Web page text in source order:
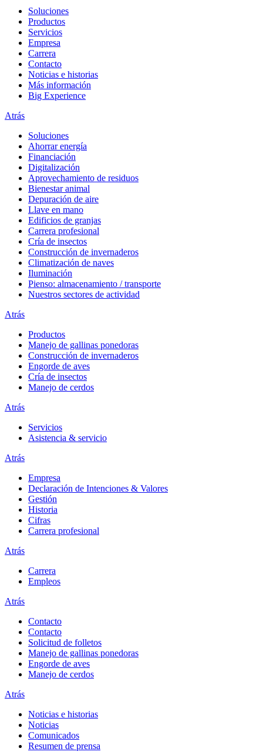
Soluciones
Productos
Servicios
Empresa
Carrera
Contacto
Noticias e historias
Más información
Big Experience
Atrás
Soluciones
Ahorrar energía
Financiación
Digitalización
Aprovechamiento de residuos
Bienestar animal
Depuración de aire
Llave en mano
Edificios de granjas
Carrera profesional
Cría de insectos
Construcción de invernaderos
Climatización de naves
Iluminación
Pienso: almacenamiento / transporte
Nuestros sectores de actividad
Atrás
Productos
Manejo de gallinas ponedoras
Construcción de invernaderos
Engorde de aves
Cría de insectos
Manejo de cerdos
Atrás
Servicios
Asistencia & servicio
Atrás
Empresa
Declaración de Intenciones & Valores
Gestión
Historia
Cifras
Carrera profesional
Atrás
Carrera
Empleos
Atrás
Contacto
Contacto
Solicitud de folletos
Manejo de gallinas ponedoras
Engorde de aves
Manejo de cerdos
Atrás
Noticias e historias
Noticias
Comunicados
Resumen de prensa